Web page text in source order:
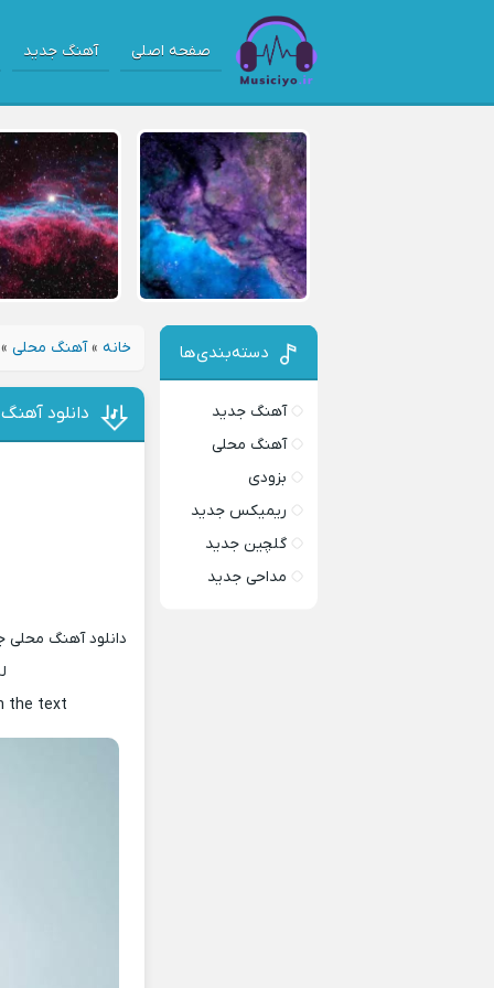
صفحه اصلی آهنگ جدید
خانه »آهنگ محلی
دانلود آهنگ
دانلود آهنگ محلی
the text
دسته‌بندی‌ها
آهنگ جدید
آهنگ محلی
بزودی
ریمیکس جدید
گلچین جدید
مداحی جدید